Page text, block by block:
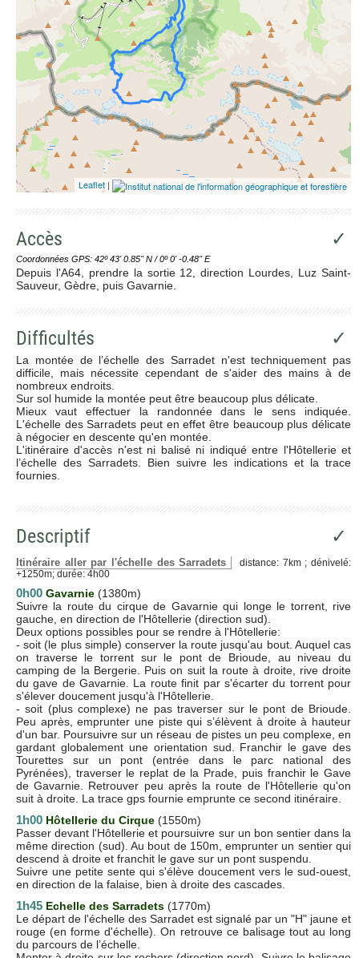
Leaflet |
Accès ✓
Coordonnées GPS: 42º 43' 0.85'' N / 0º 0' -0.48'' E
Depuis l'A64, prendre la sortie 12, direction Lourdes, Luz Saint-
Sauveur, Gèdre, puis Gavarnie.
Difficultés ✓
La montée de l’échelle des Sarradet n'est techniquement pas
difficile, mais nécessite cependant de s'aider des mains à de
nombreux endroits.
Sur sol humide la montée peut être beaucoup plus délicate.
Mieux vaut effectuer la randonnée dans le sens indiquée.
L'échelle des Sarradets peut en effet être beaucoup plus délicate
à négocier en descente qu'en montée.
L'itinéraire d'accès n'est ni balisé ni indiqué entre l'Hôtellerie et
l’échelle des Sarradets. Bien suivre les indications et la trace
fournies.
Descriptif ✓
Itinéraire aller par l'échelle des Sarradets
distance: 7km ; dénivelé:
+1250m; durée: 4h00
0h00 Gavarnie (1380m)
Suivre la route du cirque de Gavarnie qui longe le torrent, rive
gauche, en direction de l'Hôtellerie (direction sud).
Deux options possibles pour se rendre à l'Hôtellerie:
- soit (le plus simple) conserver la route jusqu'au bout. Auquel cas
on traverse le torrent sur le pont de Brioude, au niveau du
camping de la Bergerie. Puis on suit la route à droite, rive droite
du gave de Gavarnie. La route finit par s'écarter du torrent pour
s'élever doucement jusqu'à l'Hôtellerie.
- soit (plus complexe) ne pas traverser sur le pont de Brioude.
Peu après, emprunter une piste qui s’élèvent à droite à hauteur
d'un bar. Poursuivre sur un réseau de pistes un peu complexe, en
gardant globalement une orientation sud. Franchir le gave des
Tourettes sur un pont (entrée dans le parc national des
Pyrénées), traverser le replat de la Prade, puis franchir le Gave
de Gavarnie. Retrouver peu après la route de l'Hôtellerie qu'on
suit à droite. La trace gps fournie emprunte ce second itinéraire.
1h00 Hôtellerie du Cirque (1550m)
Passer devant l'Hôtellerie et poursuivre sur un bon sentier dans la
même direction (sud). Au bout de 150m, emprunter un sentier qui
descend à droite et franchit le gave sur un pont suspendu.
Suivre une petite sente qui s'élève doucement vers le sud-ouest,
en direction de la falaise, bien à droite des cascades.
1h45 Echelle des Sarradets (1770m)
Le départ de l'échelle des Sarradet est signalé par un "H" jaune et
rouge (en forme d'échelle). On retrouve ce balisage tout au long
du parcours de l’échelle.